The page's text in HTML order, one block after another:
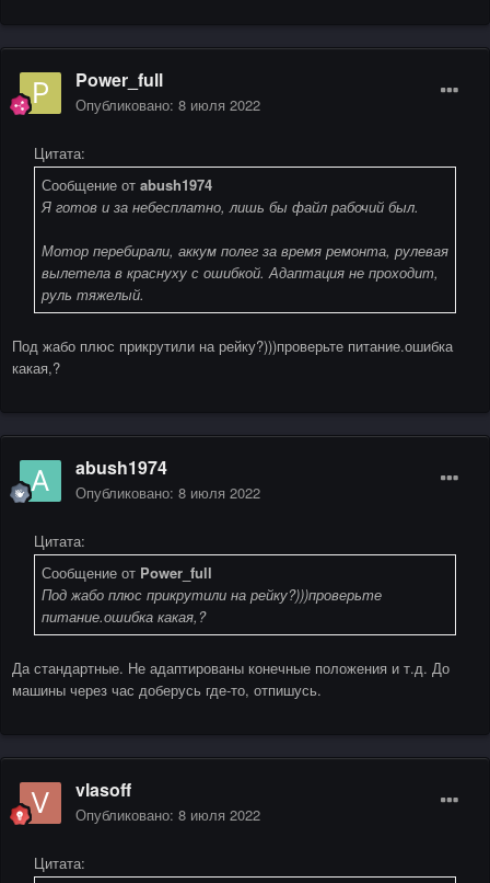
Power_full
Опубликовано: 8 июля 2022
Цитата:
Сообщение от abush1974
Я готов и за небесплатно, лишь бы файл рабочий был.
Мотор перебирали, аккум полег за время ремонта, рулевая
вылетела в краснуху с ошибкой. Адаптация не проходит,
руль тяжелый.
Под жабо плюс прикрутили на рейку?)))проверьте питание.ошибка
какая,?
abush1974
Опубликовано: 8 июля 2022
Цитата:
Сообщение от Power_full
Под жабо плюс прикрутили на рейку?)))проверьте
питание.ошибка какая,?
Да стандартные. Не адаптированы конечные положения и т.д. До
машины через час доберусь где-то, отпишусь.
vlasoff
Опубликовано: 8 июля 2022
Цитата: